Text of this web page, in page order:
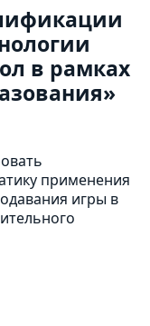
в рамках
применения
игры в